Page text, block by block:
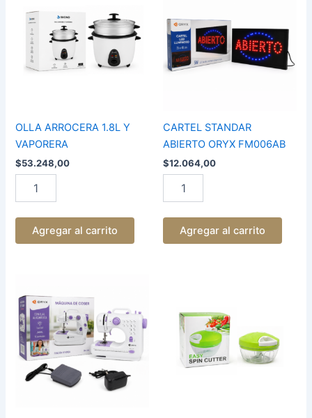
OLLA ARROCERA 1.8L Y
VAPORERA
$53.248,00
1.8L
VAPORERA
cantidad
Agregar al carrito
CARTEL STANDAR
ABIERTO ORYX FM006AB
$12.064,00
ORYX
FM006AB
cantidad
Agregar al carrito
DE
COSER
DE
MESA
GRANDE
cantidad
PVKA1
cantidad